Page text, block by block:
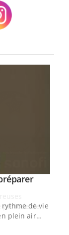
de vie !
plein air…
période de